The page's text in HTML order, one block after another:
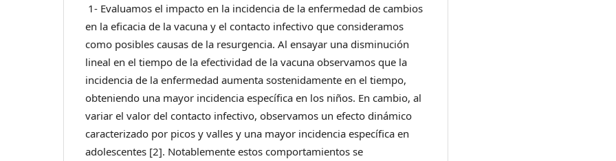
1- Evaluamos el impacto en la incidencia de la enfermedad de cambios
en la eficacia de la vacuna y el contacto infectivo que consideramos
como posibles causas de la resurgencia. Al ensayar una disminución
lineal en el tiempo de la efectividad de la vacuna observamos que la
incidencia de la enfermedad aumenta sostenidamente en el tiempo,
obteniendo una mayor incidencia específica en los niños. En cambio, al
variar el valor del contacto infectivo, observamos un efecto dinámico
caracterizado por picos y valles y una mayor incidencia específica en
adolescentes [2]. Notablemente estos comportamientos se